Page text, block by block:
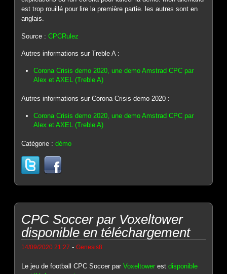
est trop rouillé pour lire la première partie. les autres sont en
anglais.
Source :CPCRulez
Autres informations sur Treble A :
Corona Crisis demo 2020, une demo Amstrad CPC par
Alex et AXEL (Treble A)
Autres informations sur Corona Crisis demo 2020 :
Corona Crisis demo 2020, une demo Amstrad CPC par
Alex et AXEL (Treble A)
Catégorie :démo
CPC Soccer par Voxeltower
disponible en téléchargement
14/09/2020 21:27 -Genesis8
Le jeu de football CPC Soccer parVoxeltower estdisponible